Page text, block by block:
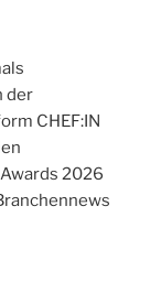
der
CHEF:IN
2026